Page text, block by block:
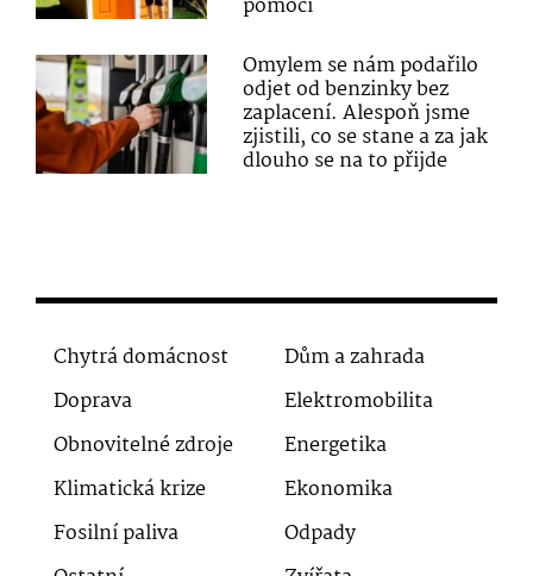
Omylem se nám podařilo
odjet od benzinky bez
zaplacení. Alespoň jsme
zjistili, co se stane a za jak
dlouho se na to přijde
Chytrá domácnost
Dům a zahrada
Doprava
Elektromobilita
Obnovitelné zdroje
Energetika
Klimatická krize
Ekonomika
Fosilní paliva
Odpady